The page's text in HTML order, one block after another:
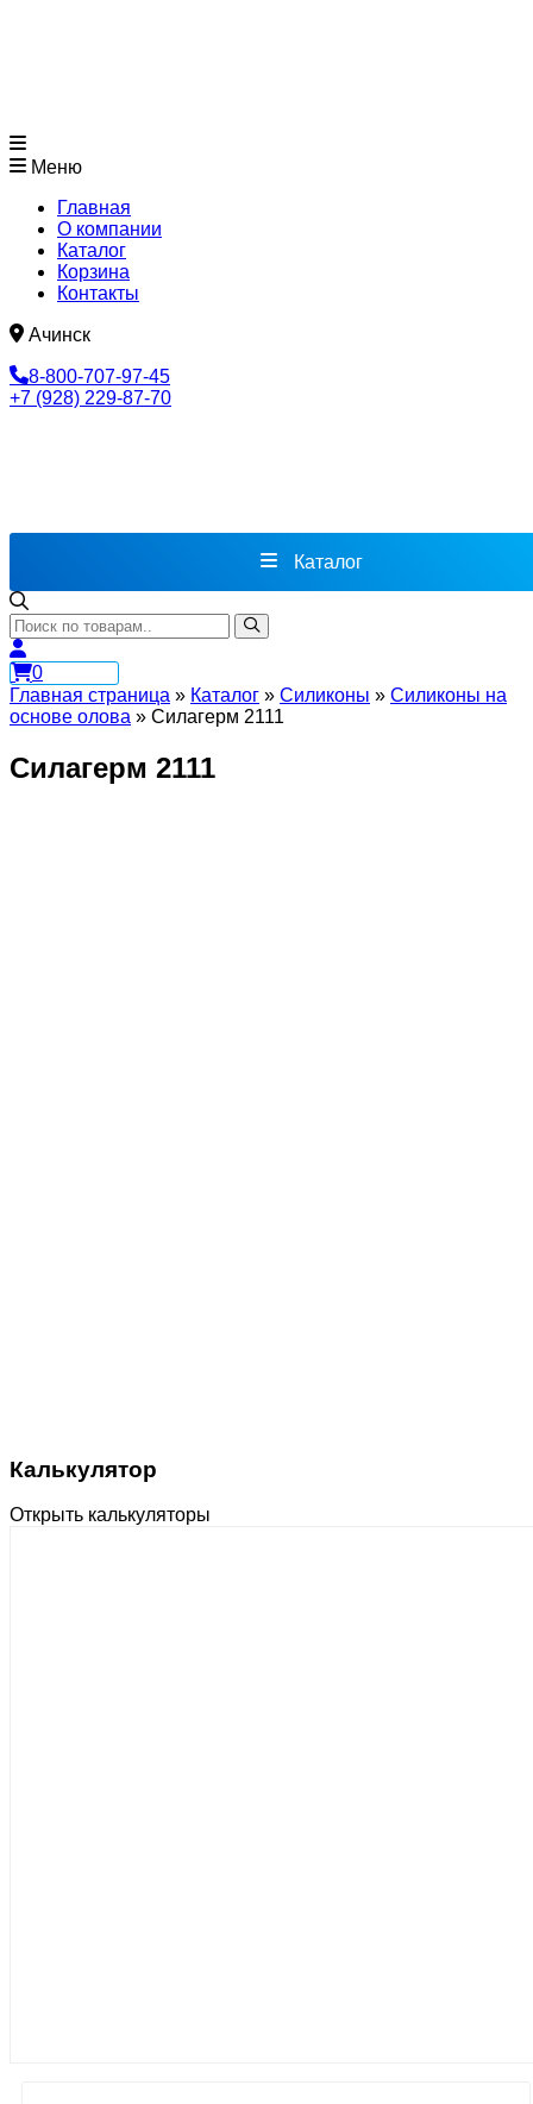
Меню
Главная
О компании
Каталог
Корзина
Контакты
Ачинск
8-800-707-97-45
+7 (928) 229-87-70
Каталог
0
Главная страница » Каталог » Силиконы » Cиликоны на
основе олова » Силагерм 2111
Силагерм 2111
Калькулятор
Открыть калькуляторы